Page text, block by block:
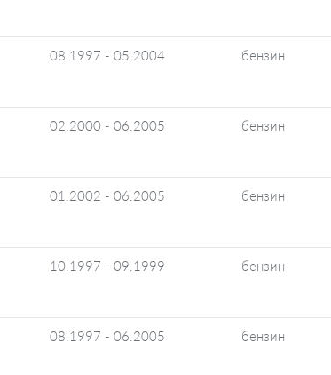
08.1997 - 05.2004 бензин
02.2000 - 06.2005 бензин
01.2002 - 06.2005 бензин
10.1997 - 09.1999 бензин
08.1997 - 06.2005 бензин